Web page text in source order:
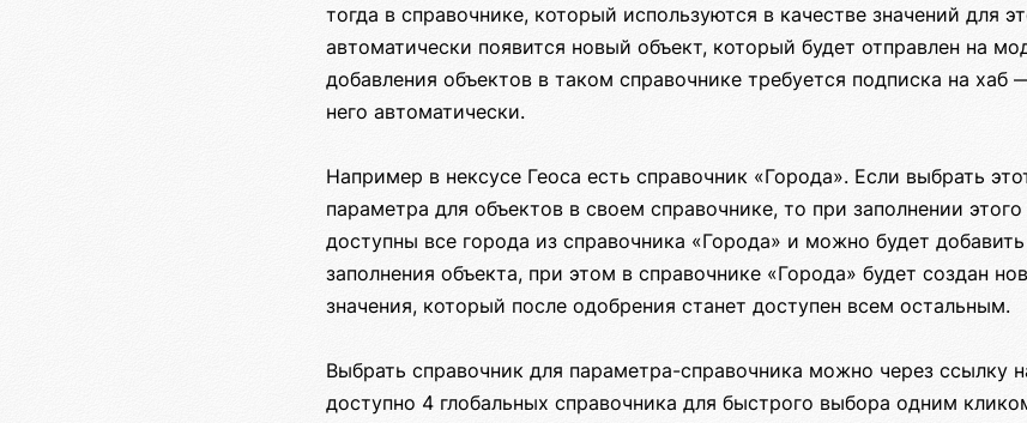
тогда в справочнике, который используются в качестве значений для
автоматически появится новый объект, который будет отправлен на
добавления объектов в таком справочнике требуется подписка на хаб
него автоматически.
Например в нексусе Геоса есть справочник «Города». Если выбрать
параметра для объектов в своем справочнике, то при заполнении
доступны все города из справочника «Города» и можно будет
заполнения объекта, при этом в справочнике «Города» будет создан
значения, который после одобрения станет доступен всем остальным.
Выбрать справочник для параметра-справочника можно через ссылку
доступно 4 глобальных справочника для быстрого выбора одним